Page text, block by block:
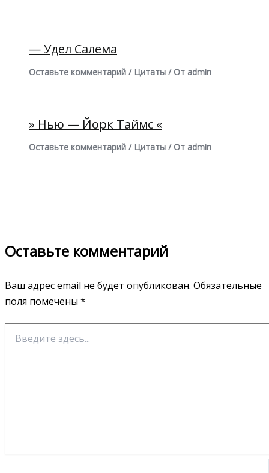
— Удел Салема
Оставьте комментарий / Цитаты / От admin
» Нью — Йорк Таймс «
Оставьте комментарий / Цитаты / От admin
Оставьте комментарий
Ваш адрес email не будет опубликован. Обязательные
поля помечены *
здесь...